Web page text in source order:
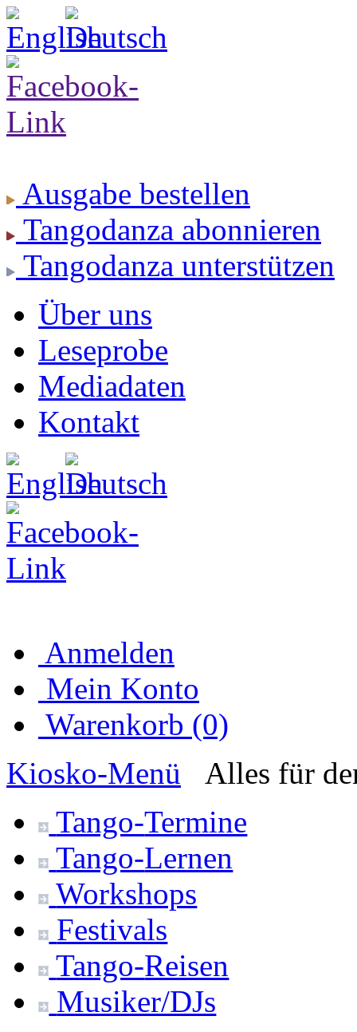
Ausgabe bestellen
Tangodanza abonnieren
Tangodanza unterstützen
Über uns
Leseprobe
Mediadaten
Kontakt
Anmelden
Mein Konto
Warenkorb (0)
Kiosko-Menü
Alles für
Tango-Termine
Tango-Lernen
Workshops
Festivals
Tango-Reisen
Musiker/DJs